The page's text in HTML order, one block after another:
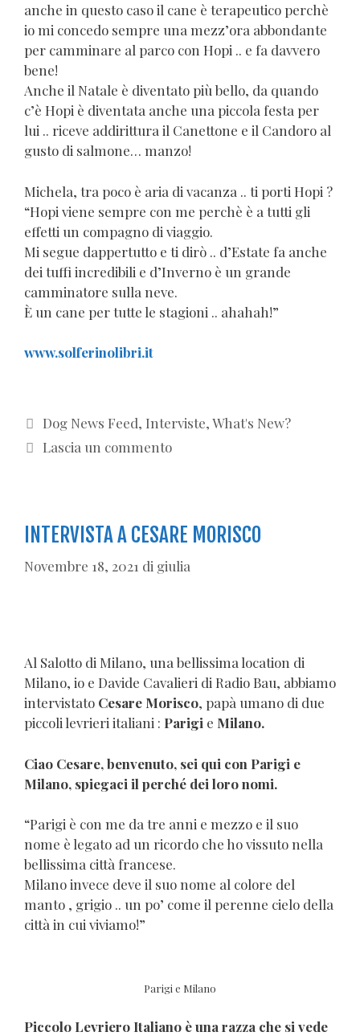
anche in questo caso il cane è terapeutico perchè
io mi concedo sempre una mezz’ora abbondante
per camminare al parco con Hopi .. e fa davvero
bene!
Anche il Natale è diventato più bello, da quando
c’è Hopi è diventata anche una piccola festa per
lui .. riceve addirittura il Canettone e il Candoro al
gusto di salmone… manzo!
Michela, tra poco è aria di vacanza .. ti porti Hopi ?
“Hopi viene sempre con me perchè è a tutti gli
effetti un compagno di viaggio.
Mi segue dappertutto e ti dirò .. d’Estate fa anche
dei tuffi incredibili e d’Inverno è un grande
camminatore sulla neve.
È un cane per tutte le stagioni .. ahahah!”
www.solferinolibri.it
Categorie
Dog News Feed, Interviste,What's New?
Lascia un commento
INTERVISTA A CESARE MORISCO
Novembre 18, 2021 di giulia
Al Salotto di Milano, una bellissima location di
Milano, io e Davide Cavalieri di Radio Bau, abbiamo
intervistato Cesare Morisco, papà umano di due
piccoli levrieri italiani : Parigi e Milano.
Ciao Cesare, benvenuto, sei qui con Parigi e
Milano, spiegaci il perché dei loro nomi.
“Parigi è con me da tre anni e mezzo e il suo
nome è legato ad un ricordo che ho vissuto nella
bellissima città francese.
Milano invece deve il suo nome al colore del
manto , grigio .. un po’ come il perenne cielo della
città in cui viviamo!”
Parigi e Milano
Piccolo Levriero Italiano è una razza che si vede